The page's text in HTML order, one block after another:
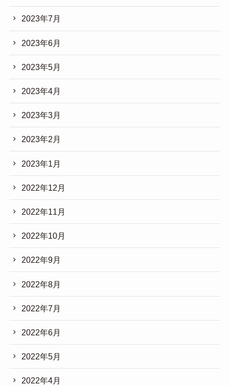
2023年7月
2023年6月
2023年5月
2023年4月
2023年3月
2023年2月
2023年1月
2022年12月
2022年11月
2022年10月
2022年9月
2022年8月
2022年7月
2022年6月
2022年5月
2022年4月